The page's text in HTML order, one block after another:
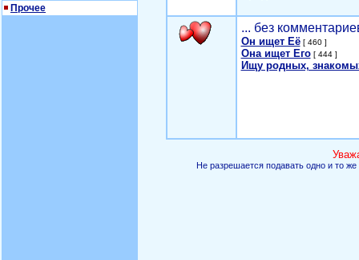
Прочее
... без
Он ищет Её[ 460 ]
Она ищет Его[ 444 ]
Ищу родных,
Не разрешается подавать одно и то